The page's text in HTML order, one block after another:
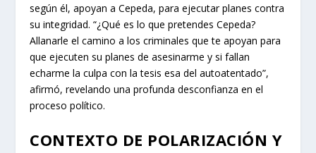
según él, apoyan a Cepeda, para ejecutar planes contra
su integridad. “¿Qué es lo que pretendes Cepeda?
Allanarle el camino a los criminales que te apoyan para
que ejecuten su planes de asesinarme y si fallan
echarme la culpa con la tesis esa del autoatentado”,
afirmó, revelando una profunda desconfianza en el
proceso político.
CONTEXTO DE POLARIZACIÓN Y